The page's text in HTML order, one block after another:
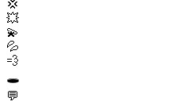
💢
💥
💫
💦
💨
🕳️
💬